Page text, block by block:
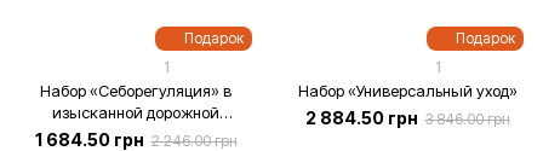
Подарок
1
Набор «Себорегуляция» в
изысканной дорожной
косметичке
1 684.50 грн 2 246.00 грн
Подарок
1
Набор «Универсальный уход»
2 884.50 грн 3 846.00 грн